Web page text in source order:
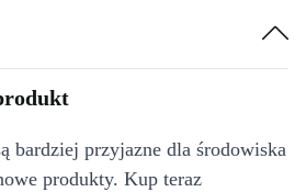
bardziej przyjazne dla środowiska
produkty. Kup teraz